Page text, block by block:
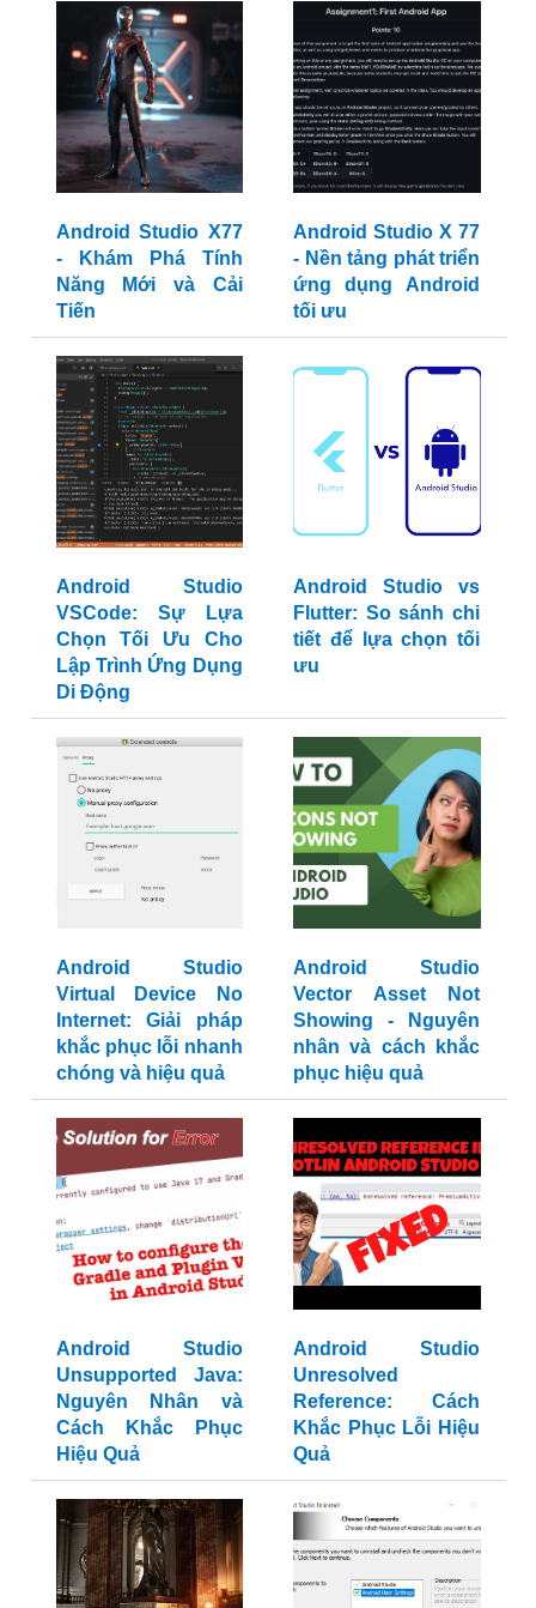
Android Studio X77
- Khám Phá Tính
Năng Mới và Cải
Tiến
Android Studio X 77
- Nền tảng phát triển
ứng dụng Android
tối ưu
Android Studio
VSCode: Sự Lựa
Chọn Tối Ưu Cho
Lập Trình Ứng Dụng
Di Động
Android Studio vs
Flutter: So sánh chi
tiết để lựa chọn tối
ưu
Android Studio
Virtual Device No
Internet: Giải pháp
khắc phục lỗi nhanh
chóng và hiệu quả
Android Studio
Vector Asset Not
Showing - Nguyên
nhân và cách khắc
phục hiệu quả
Android Studio
Unsupported Java:
Nguyên Nhân và
Cách Khắc Phục
Hiệu Quả
Android Studio
Unresolved
Reference: Cách
Khắc Phục Lỗi Hiệu
Quả